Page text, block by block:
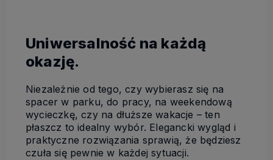
Uniwersalność na każdą
okazję.
Niezależnie od tego, czy wybierasz się na
spacer w parku, do pracy, na weekendową
wycieczkę, czy na dłuższe wakacje – ten
płaszcz to idealny wybór. Elegancki wygląd i
praktyczne rozwiązania sprawią, że będziesz
czuła się pewnie w każdej sytuacji.